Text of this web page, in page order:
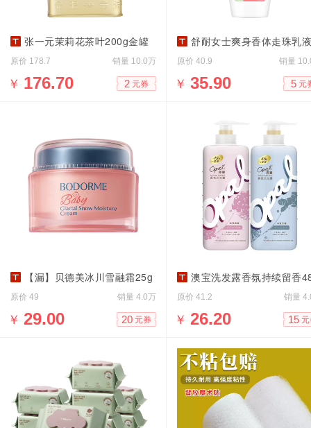
张一元茉莉花茶叶200g金罐
原价 178.7 销量 10.0万
￥ 176.70 2 元券
舒耐女士爽身香体走珠乳液干爽止汗露50g*2
原价 40.9 销量
￥ 35.90 5 元
【漏】贝德美冰川雪融霜25g
原价 49 销量 4.0万
￥ 29.00 20 元券
澳宝洗发露香氛持续留香480g*2
原价 41.2 销量
￥ 26.20 15